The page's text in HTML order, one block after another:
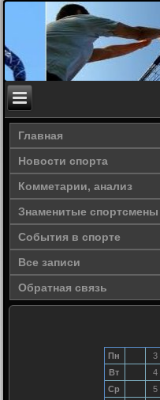
Главная
Новости спорта
Комметарии, анализ
Знаменитые спортсмены
События в спорте
Все записи
Обратная связь
Пн 3
Вт
4
Ср
5